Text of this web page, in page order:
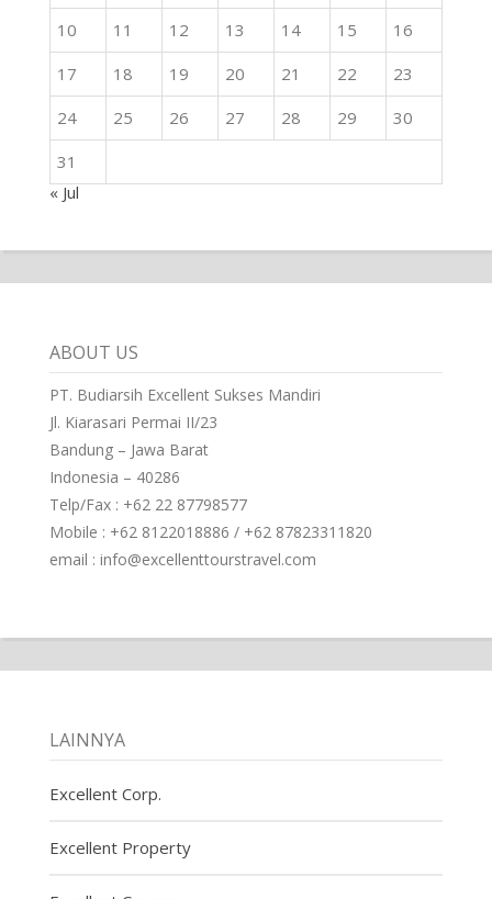
10
11 12 13 14 15
16
17
18 19 20 21 22
23
24
25 26 27 28 29
30
31
« Jul
ABOUT US
PT. Budiarsih Excellent Sukses Mandiri
Jl. Kiarasari Permai II/23
Bandung – Jawa Barat
Indonesia – 40286
Telp/Fax : +62 22 87798577
Mobile : +62 8122018886 / +62 87823311820
email : info@excellenttourstravel.com
LAINNYA
Excellent Corp.
Excellent Property